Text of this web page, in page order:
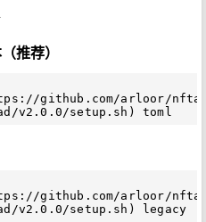
推荐）
github.com/arloor/
github.com/arloor/